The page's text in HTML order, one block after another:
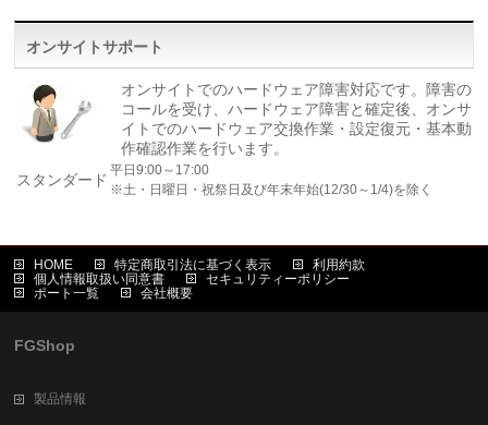
オンサイトサポート
オンサイトでのハードウェア障害対応です。障害の
コールを受け、ハードウェア障害と確定後、オンサ
イトでのハードウェア交換作業・設定復元・基本動
作確認作業を行います。
スタンダード
平日9:00～17:00
※土・日曜日・祝祭日及び年末年始(12/30～1/4)を除く
HOME 特定商取引法に基づく表示
利用約款
個人情報取扱い同意書
セキュリティーポリシー
ポート一覧
会社概要
FGShop
製品情報